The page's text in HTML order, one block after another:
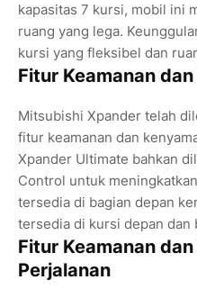
kapasitas 7 kursi, mobil ini
ruang yang lega.
kursi yang fleksibel dan
Fitur Keamanan
Mitsubishi Xpander telah
fitur keamanan dan
Xpander Ultimate bahkan
Control untuk
tersedia di bagian depan
tersedia di kursi depan dan
Fitur Keamanan
Perjalanan